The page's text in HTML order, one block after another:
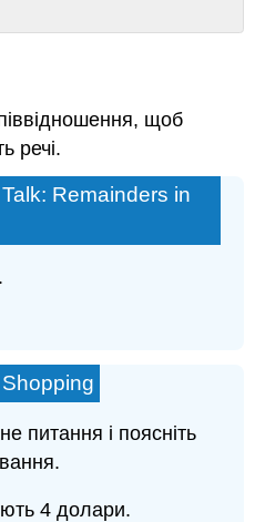
щоб
речі.
Remainders in
питання і поясніть
4 долари.